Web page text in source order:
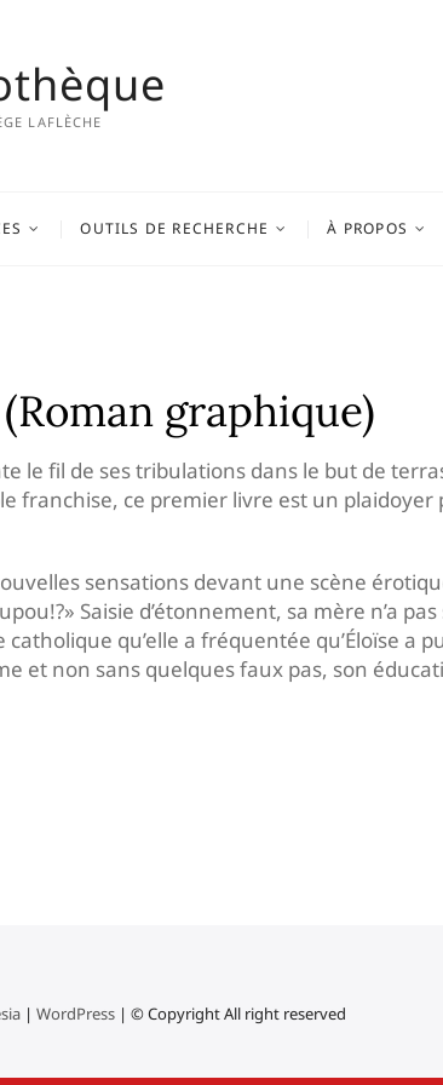
LAFLÈCHE
OUTILS DE RECHERCHE À PROPOS
graphique)
le fil de ses tribulations dans le but de
franchise, ce premier livre est un
sensations devant une scène
Saisie d’étonnement, sa mère n’a
qu’elle a fréquentée qu’Éloïse a
et non sans quelques faux pas, son
| WordPress | © Copyright All right reserved